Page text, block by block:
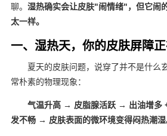
聊。 湿热确实会让皮肤"闹情绪"，但它闹
太一样。
一、湿热天，你的皮肤屏障
夏天的皮肤问题，说穿了并不是什么
常朴素的物理现象：
气温升高 → 皮脂腺活跃 → 出油增多
发不畅 → 皮肤表面的微环境变得闷热潮湿